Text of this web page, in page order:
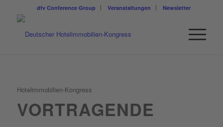
dfv Conference Group Veranstaltungen Newsletter
Hotelimmobilien-Kongress
VORTRAGENDE